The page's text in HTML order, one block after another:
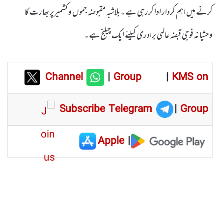
کرنے میں اہم کردار ادا کررہی ہے۔بلاشبہ مقبوضہ جموں و کشمیرپر بھارت کا
وحشیانہ فوجی قبضہ عالمی برادری کیلئے ایک چیلنج ہے۔
Channel |Group | KMS on
Subscribe Telegram
| Group
|
Apple